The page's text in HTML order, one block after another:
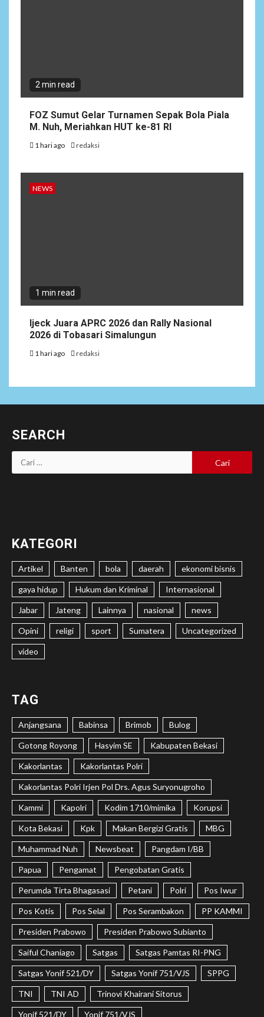
2 min read
FOZ Sumut Gelar Turnamen Sepak Bola Piala
M. Nuh, Meriahkan HUT ke-81 RI
1 hari ago redaksi
NEWS
1 min read
Ijeck Juara APRC 2026 dan Rally Nasional
2026 di Tobasari Simalungun
1 hari ago redaksi
SEARCH
Cari
untuk:
KATEGORI
Artikel Banten bola daerah ekonomi bisnis
gaya hidup Hukum dan Kriminal Internasional
Jabar Jateng Lainnya nasional news
Opini religi sport Sumatera Uncategorized
video
TAG
Anjangsana Babinsa Brimob Bulog
Gotong Royong Hasyim SE Kabupaten Bekasi
Kakorlantas Kakorlantas Polri
Kakorlantas Polri Irjen Pol Drs. Agus Suryonugroho
Kammi Kapolri Kodim 1710/mimika Korupsi
Kota Bekasi Kpk Makan Bergizi Gratis MBG
Muhammad Nuh Newsbeat Pangdam I/BB
Papua Pengamat Pengobatan Gratis
Perumda Tirta Bhagasasi Petani Polri Pos Iwur
Pos Kotis Pos Selal Pos Serambakon PP KAMMI
Presiden Prabowo Presiden Prabowo Subianto
Saiful Chaniago Satgas Satgas Pamtas RI-PNG
Satgas Yonif 521/DY Satgas Yonif 751/VJS SPPG
TNI TNI AD Trinovi Khairani Sitorus
Yonif 521/DY Yonif 751/VJS